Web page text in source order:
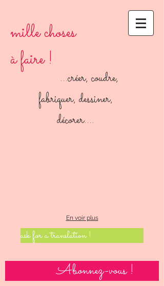
mille choses
à faire !
...créer, coudre,
fabriquer, dessiner,
décorer....
En voir plus
ask for a translation !
Abonnez-vous !